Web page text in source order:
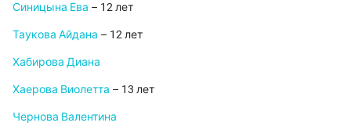
Синицына Ева – 12 лет
Таукова Айдана – 12 лет
Хабирова Диана
Хаерова Виолетта – 13 лет
Чернова Валентина